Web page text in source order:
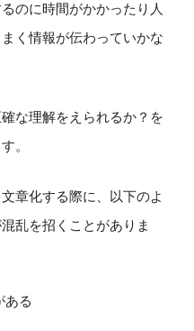
のに時間がかかったり人
く情報が伝わっていかな
な理解をえられるか？を
。
章化する際に、以下のよ
乱を招くことがありま
ある